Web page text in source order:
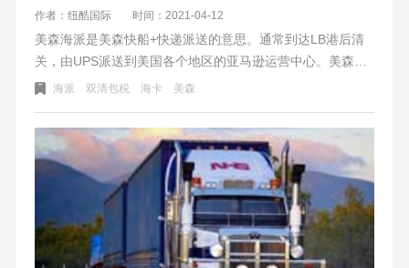
作者：纽酷国际 时间：2021-04-12
美森海派是美森快船+快递派送的意思。通常到达LB港后清
关，由UPS派送到美国各个地区的亚马逊运营中心。美森海
派和海卡的区别是美国尾端派送的不同。一个派送用的快
包税一种是不包税。
海派 双清包税 海卡 美森